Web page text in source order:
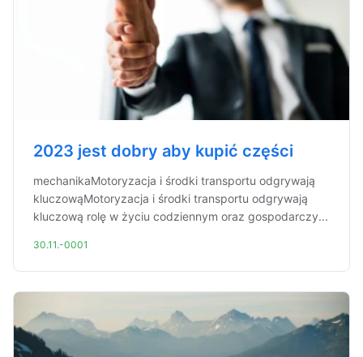
2023 jest dobry aby kupić części
mechanikaMotoryzacja i środki transportu odgrywają
kluczowąMotoryzacja i środki transportu odgrywają
kluczową rolę w życiu codziennym oraz gospodarczy...
30.11.-0001